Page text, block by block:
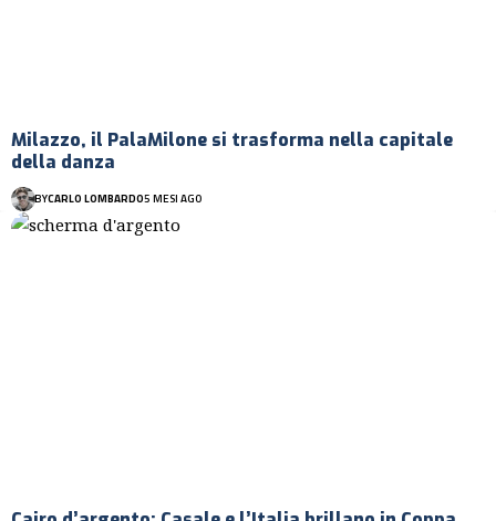
Milazzo, il PalaMilone si trasforma nella capitale
della danza
BYCARLO LOMBARDO5 MESI AGO